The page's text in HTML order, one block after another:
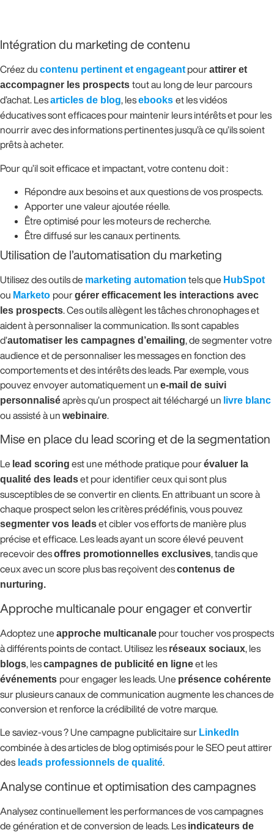
Intégration du marketing de contenu
Créez du contenu pertinent et engageant pourattirer et
accompagner les prospects tout au long de leur parcours
d’achat. Lesarticles de blog, lesebooks et les vidéos
éducatives sont efficaces pour maintenir leurs intérêts et pour les
nourrir avec des informations pertinentes jusqu’à ce qu’ils soient
prêts à acheter.
Pour qu’il soit efficace et impactant, votre contenu doit :
Répondre aux besoins et aux questions de vos prospects.
Apporter une valeur ajoutée réelle.
Être optimisé pour les moteurs de recherche.
Être diffusé sur les canaux pertinents.
Utilisation de l’automatisation du marketing
Utilisez des outils de marketing automation tels que HubSpot
ou Marketo pourgérer efficacement les interactions avec
les prospects . Ces outils allègent les tâches chronophages et
aident à personnaliser la communication. Ils sont capables
d’automatiser les campagnes d’emailing , de segmenter votre
audience et de personnaliser les messages en fonction des
comportements et des intérêts des leads. Par exemple, vous
pouvez envoyer automatiquement un e-mail de suivi
personnaliséaprès qu’un prospect ait téléchargé un livre blanc
ou assisté à un webinaire
Mise en place du lead scoring et de la segmentation
Le lead scoring est une méthode pratique pourévaluer la
qualité des leadset pour identifier ceux qui sont plus
susceptibles de se convertir en clients. En attribuant un score à
chaque prospect selon les critères prédéfinis, vous pouvez
segmenter vos leadset cibler vos efforts de manière plus
précise et efficace. Les leads ayant un score élevé peuvent
recevoir desoffres promotionnelles exclusives, tandis que
ceux avec un score plus bas reçoivent descontenus de
nurturing.
Approche multicanale pour engager et convertir
Adoptez une approche multicanale pour toucher vos prospects
à différents points de contact. Utilisez les réseaux sociaux , les
blogs , lescampagnes de publicité en ligneet les
événements pour engager les leads. Une présence cohérente
sur plusieurs canaux de communication augmente les chances de
conversion et renforce la crédibilité de votre marque.
Le saviez-vous ? Une campagne publicitaire sur LinkedIn
combinée à des articles de blog optimisés pour le SEO peut attirer
des leads professionnels de qualité.
Analyse continue et optimisation des campagnes
Analysez continuellement les performances de vos campagnes
de génération et de conversion de leads. Les indicateurs de